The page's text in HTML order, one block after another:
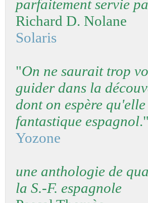
parfaitement servie
Richard D. Nolane
Solaris
"On ne saurait trop
guider dans la
dont on espère
fantastique espagnol."
Yozone
une anthologie de
la S.-F. espagnole